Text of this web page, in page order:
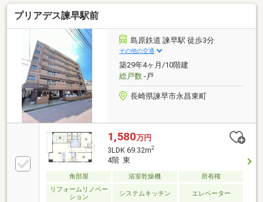
プリアデス諫早駅前
島原鉄道 諫早駅 徒歩3分
その他の交通
築29年4ヶ月/10階建
総戸数-戸
長崎県諫早市永昌東町
1,580万円
3LDK 69.32m2
4階 東
角部屋 浴室乾燥機
所有権
リフォームリノベー
ション
システムキッチン エレベーター